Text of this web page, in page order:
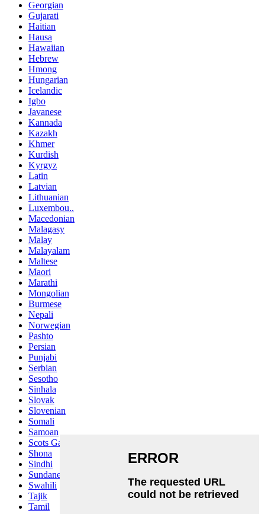
Georgian
Gujarati
Haitian
Hausa
Hawaiian
Hebrew
Hmong
Hungarian
Icelandic
Igbo
Javanese
Kannada
Kazakh
Khmer
Kurdish
Kyrgyz
Latin
Latvian
Lithuanian
Luxembou..
Macedonian
Malagasy
Malay
Malayalam
Maltese
Maori
Marathi
Mongolian
Burmese
Nepali
Norwegian
Pashto
Persian
Punjabi
Serbian
Sesotho
Sinhala
Slovak
Slovenian
Somali
Samoan
Scots Gaelic
Shona
Sindhi
Sundanese
Swahili
Tajik
Tamil